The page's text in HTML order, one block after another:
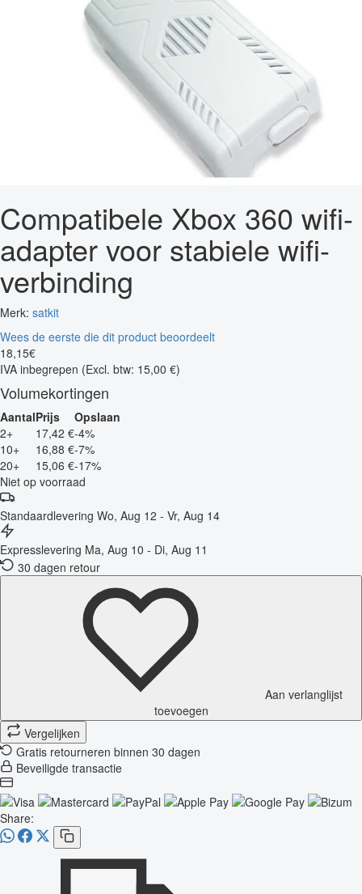
Compatibele Xbox 360 wifi-
adapter voor stabiele wifi-
verbinding
Merk: satkit
Wees de eerste die dit product beoordeelt
18,15€
IVA inbegrepen (Excl. btw: 15,00 €)
Volumekortingen
AantalPrijs
Opslaan
2+
17,42 €-4%
10+
16,88 €-7%
20+
15,06 €-17%
Niet op voorraad
Standaardlevering Wo, Aug 12 - Vr, Aug 14
Expresslevering Ma, Aug 10 - Di, Aug 11
30 dagen retour
Aan verlanglijst
toevoegen
Vergelijken
Gratis retourneren binnen 30 dagen
Beveiligde transactie
Share: